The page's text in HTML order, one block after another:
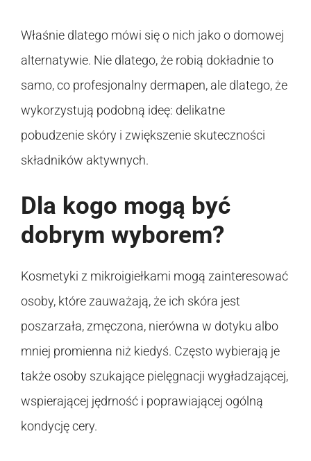
Właśnie dlatego mówi się o nich jako o domowej
alternatywie. Nie dlatego, że robią dokładnie to
samo, co profesjonalny dermapen, ale dlatego, że
wykorzystują podobną ideę: delikatne
pobudzenie skóry i zwiększenie skuteczności
składników aktywnych.
Dla kogo mogą być
dobrym wyborem?
Kosmetyki z mikroigiełkami mogą zainteresować
osoby, które zauważają, że ich skóra jest
poszarzała, zmęczona, nierówna w dotyku albo
mniej promienna niż kiedyś. Często wybierają je
także osoby szukające pielęgnacji wygładzającej,
wspierającej jędrność i poprawiającej ogólną
kondycję cery.